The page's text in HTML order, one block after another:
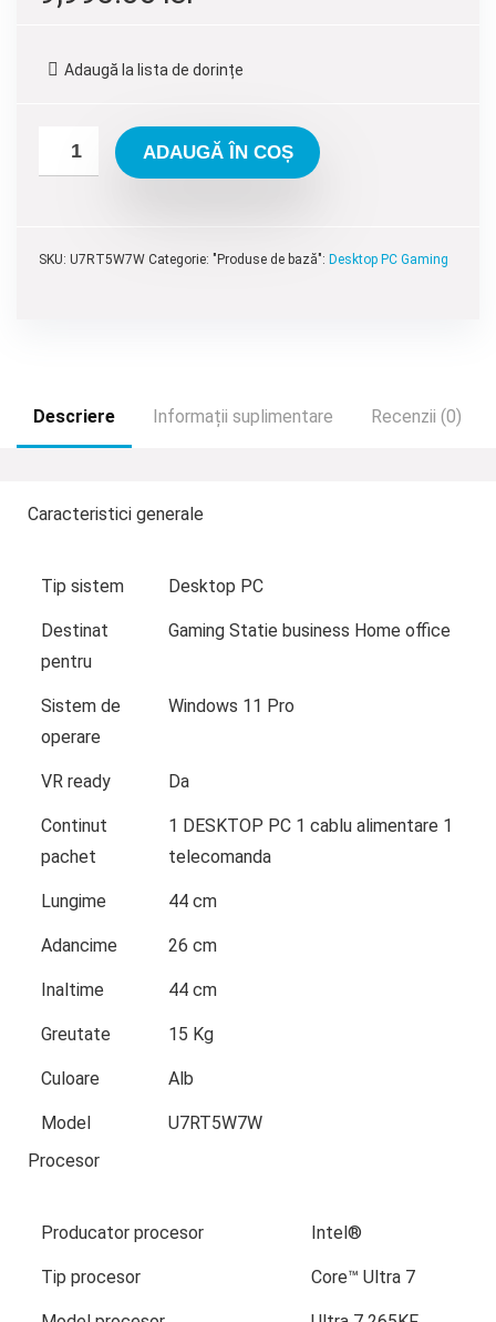
a
fost:
este:
9,995.00 lei.
Adaugă la lista de dorințe
ADAUGĂ ÎN COȘ
SKU: U7RT5W7W Categorie: "Produse de bază": Desktop PC Gaming
Descriere Informații suplimentare Recenzii (0)
Caracteristici generale
Tip sistem Desktop PC
Destinat
pentru
Gaming Statie business Home office
Sistem de
operare
Windows 11 Pro
VR ready Da
Continut
pachet
1 DESKTOP PC 1 cablu alimentare 1
telecomanda
Lungime 44 cm
Adancime 26 cm
Inaltime 44 cm
Greutate 15 Kg
Culoare Alb
Model
U7RT5W7W
Procesor
Producator procesor Intel®
Tip procesor Core™ Ultra 7